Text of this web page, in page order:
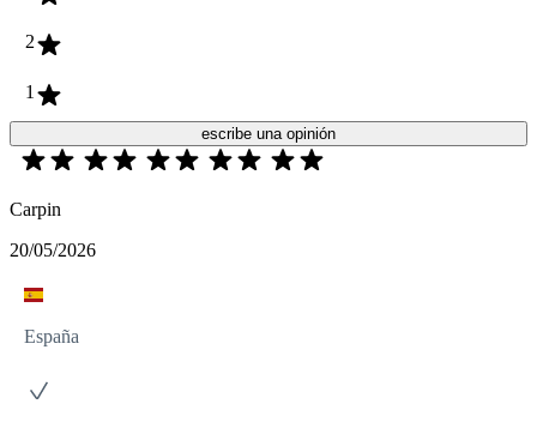
2
1
escribe una opinión
Carpin
20/05/2026
España